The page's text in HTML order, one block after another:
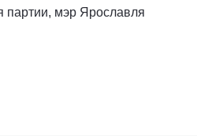
партии, мэр Ярославля